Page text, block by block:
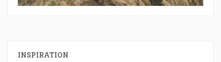
INSPIRATION